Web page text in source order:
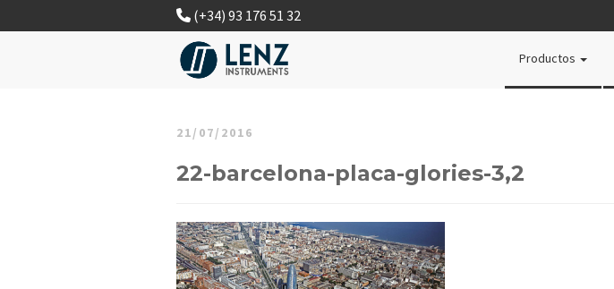
(+34) 93 176 51 32
Productos
21/07/2016
22-barcelona-placa-glories-3,2